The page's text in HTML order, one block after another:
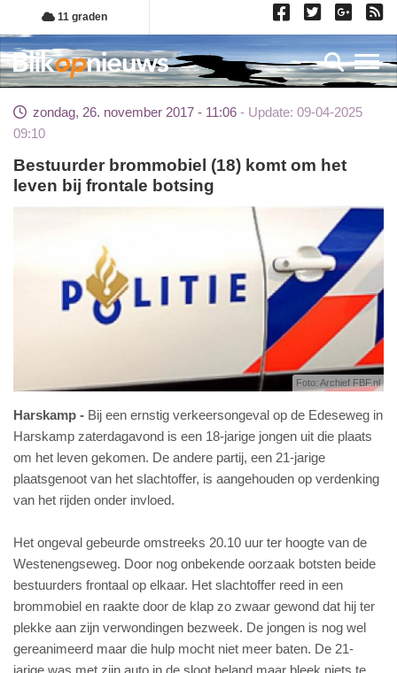
Overslaan
en
naar
de
gaan
11 graden
zondag, 26. november 2017 - 11:06
Update: 09-04-2025
09:10
Bestuurder brommobiel (18) komt om het
leven bij frontale botsing
Foto: Archief FBF.nl
Harskamp
Bij een ernstig verkeersongeval op de Edeseweg in
Harskamp zaterdagavond is een 18-jarige jongen uit die plaats
om het leven gekomen. De andere partij, een 21-jarige
plaatsgenoot van het slachtoffer, is aangehouden op verdenking
van het rijden onder invloed.
Het ongeval gebeurde omstreeks 20.10 uur ter hoogte van de
Westenengseweg. Door nog onbekende oorzaak botsten beide
bestuurders frontaal op elkaar. Het slachtoffer reed in een
brommobiel en raakte door de klap zo zwaar gewond dat hij ter
plekke aan zijn verwondingen bezweek. De jongen is nog wel
gereanimeerd maar die hulp mocht niet meer baten. De 21-
jarige was met zijn auto in de sloot beland maar bleek niets te